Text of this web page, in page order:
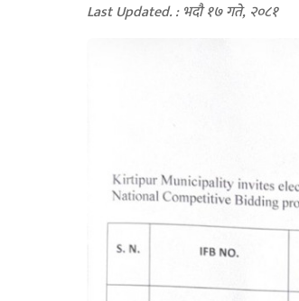
Last Updated. : भदौ १७ गते, २०८१